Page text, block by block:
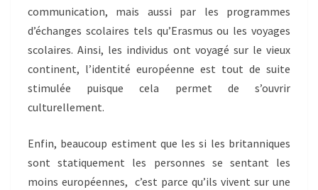
communication, mais aussi par les programmes
d’échanges scolaires tels qu’Erasmus ou les voyages
scolaires. Ainsi, les individus ont voyagé sur le vieux
continent, l’identité européenne est tout de suite
stimulée puisque cela permet de s’ouvrir
culturellement.
Enfin, beaucoup estiment que les si les britanniques
sont statiquement les personnes se sentant les
moins européennes, c’est parce qu’ils vivent sur une